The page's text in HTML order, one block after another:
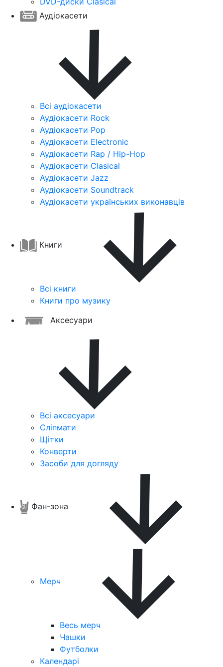
Аудіокасети
Всі аудіокасети
Аудіокасети Rock
Аудіокасети Pop
Аудіокасети Electronic
Аудіокасети Rap / Hip-Hop
Аудіокасети Clasical
Аудіокасети Jazz
Аудіокасети Soundtrack
Аудіокасети українських виконавців
Книги
Всі книги
Книги про музику
Аксесуари
Всі аксесуари
Сліпмати
Щітки
Конверти
Засоби для догляду
Фан-зона
Мерч
Весь мерч
Чашки
Футболки
Календарі